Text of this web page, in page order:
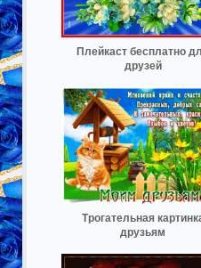
Плейкаст бесплатно
друзей
Трогательная
друзьям